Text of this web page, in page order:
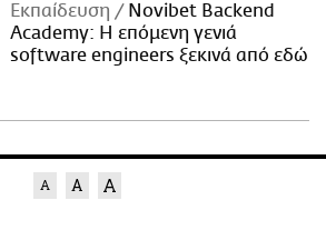
Εκπαίδευση
Novibet Backend
Academy: Η επόμενη γενιά
software engineers ξεκινά από εδώ